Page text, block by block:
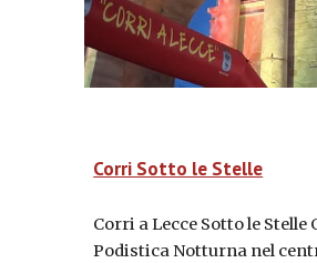
Corri Sotto le Stelle
Corri a Lecce Sotto le Stelle
Podistica Notturna nel